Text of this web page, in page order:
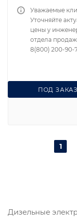
ПОД ЗАКАЗ
Уважаемые
Уточняйте
цены у
отдела
8(800) 200-90-
1
Дизельные